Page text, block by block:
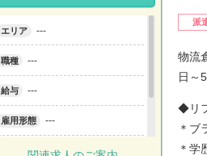
派
物流
日～
◆リ
＊ブ
＊学
エリア ---
職種 ---
給与 ---
雇用形態 ---
こだわり条件 ---